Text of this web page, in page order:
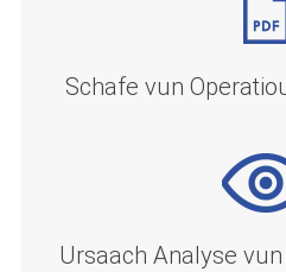
Schafe vun
Ursaach Analyse